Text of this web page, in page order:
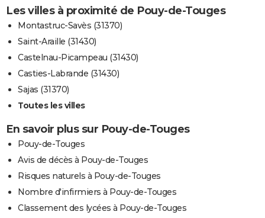
Les villes à proximité de Pouy-de-Touges
Montastruc-Savès (31370)
Saint-Araille (31430)
Castelnau-Picampeau (31430)
Casties-Labrande (31430)
Sajas (31370)
Toutes les villes
En savoir plus sur Pouy-de-Touges
Pouy-de-Touges
Avis de décès à Pouy-de-Touges
Risques naturels à Pouy-de-Touges
Nombre d'infirmiers à Pouy-de-Touges
Classement des lycées à Pouy-de-Touges